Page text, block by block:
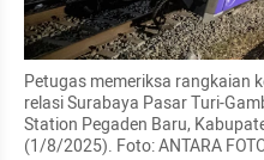
Petugas memeriksa rangkaian
relasi Surabaya Pasar Turi-
Station Pegaden Baru,
(1/8/2025). Foto: ANTARA